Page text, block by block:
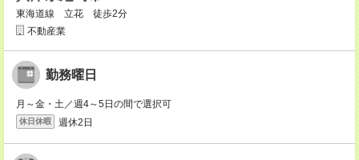
東海道線 立花 徒歩2分
不動産業
勤務曜日
月～金・土／週4～5日の間で選択可
休日休暇 週休2日